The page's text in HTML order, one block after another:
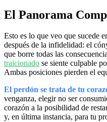
El Panorama
Esto es lo que veo que sucede
después de la infidelidad: el
que borre todas las
traicionado se siente culpable
Ambas posiciones pierden el
El perdón se trata de tu
venganza, elegir no ser
corazón a la posibilidad de
y, en última instancia, para tu